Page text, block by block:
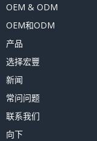
OEM & ODM
OEM和ODM
产品
选择宏豐
新闻
常问问题
联系我们
向下